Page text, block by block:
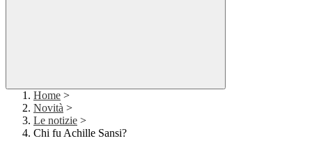
Home >
Novità >
Le notizie >
Chi fu Achille Sansi?